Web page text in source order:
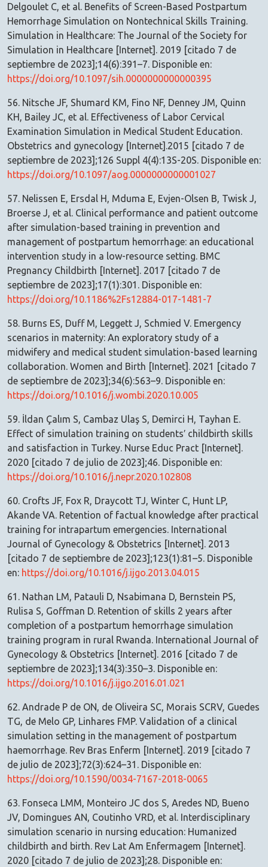
Delgoulet C, et al. Benefits of Screen-Based Postpartum
Hemorrhage Simulation on Nontechnical Skills Training.
Simulation in Healthcare: The Journal of the Society for
Simulation in Healthcare [Internet]. 2019 [citado 7 de
septiembre de 2023];14(6):391–7. Disponible en:
https://doi.org/10.1097/sih.0000000000000395
56. Nitsche JF, Shumard KM, Fino NF, Denney JM, Quinn
KH, Bailey JC, et al. Effectiveness of Labor Cervical
Examination Simulation in Medical Student Education.
Obstetrics and gynecology [Internet].2015 [citado 7 de
septiembre de 2023];126 Suppl 4(4):13S-20S. Disponible en:
https://doi.org/10.1097/aog.0000000000001027
57. Nelissen E, Ersdal H, Mduma E, Evjen-Olsen B, Twisk J,
Broerse J, et al. Clinical performance and patient outcome
after simulation-based training in prevention and
management of postpartum hemorrhage: an educational
intervention study in a low-resource setting. BMC
Pregnancy Childbirth [Internet]. 2017 [citado 7 de
septiembre de 2023];17(1):301. Disponible en:
https://doi.org/10.1186%2Fs12884-017-1481-7
58. Burns ES, Duff M, Leggett J, Schmied V. Emergency
scenarios in maternity: An exploratory study of a
midwifery and medical student simulation-based learning
collaboration. Women and Birth [Internet]. 2021 [citado 7
de septiembre de 2023];34(6):563–9. Disponible en:
https://doi.org/10.1016/j.wombi.2020.10.005
59. İldan Çalım S, Cambaz Ulaş S, Demirci H, Tayhan E.
Effect of simulation training on students′ childbirth skills
and satisfaction in Turkey. Nurse Educ Pract [Internet].
2020 [citado 7 de julio de 2023];46. Disponible en:
https://doi.org/10.1016/j.nepr.2020.102808
60. Crofts JF, Fox R, Draycott TJ, Winter C, Hunt LP,
Akande VA. Retention of factual knowledge after practical
training for intrapartum emergencies. International
Journal of Gynecology & Obstetrics [Internet]. 2013
[citado 7 de septiembre de 2023];123(1):81–5. Disponible
en: https://doi.org/10.1016/j.ijgo.2013.04.015
61. Nathan LM, Patauli D, Nsabimana D, Bernstein PS,
Rulisa S, Goffman D. Retention of skills 2 years after
completion of a postpartum hemorrhage simulation
training program in rural Rwanda. International Journal of
Gynecology & Obstetrics [Internet]. 2016 [citado 7 de
septiembre de 2023];134(3):350–3. Disponible en:
https://doi.org/10.1016/j.ijgo.2016.01.021
62. Andrade P de ON, de Oliveira SC, Morais SCRV, Guedes
TG, de Melo GP, Linhares FMP. Validation of a clinical
simulation setting in the management of postpartum
haemorrhage. Rev Bras Enferm [Internet]. 2019 [citado 7
de julio de 2023];72(3):624–31. Disponible en:
https://doi.org/10.1590/0034-7167-2018-0065
63. Fonseca LMM, Monteiro JC dos S, Aredes ND, Bueno
JV, Domingues AN, Coutinho VRD, et al. Interdisciplinary
simulation scenario in nursing education: Humanized
childbirth and birth. Rev Lat Am Enfermagem [Internet].
2020 [citado 7 de julio de 2023];28. Disponible en: